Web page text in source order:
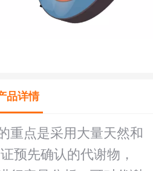
品详情
重点是采用大量天然和
预先确认的代谢物，